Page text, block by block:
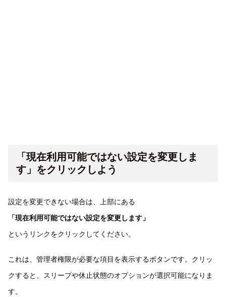
「現在利用可能ではない設定を変更しま
す」をクリックしよう
設定を変更できない場合は、上部にある
「現在利用可能ではない設定を変更します」
というリンクをクリックしてください。
これは、管理者権限が必要な項目を表示するボタンです。クリッ
クすると、スリープや休止状態のオプションが選択可能になりま
す。